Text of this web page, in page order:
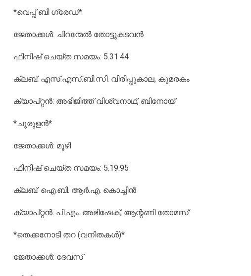
*വെപ്പ് ബി ഗ്രേഡ്*
ജേതാക്കള്‍: ചിറന്മേല്‍ തോട്ടുകടവന്‍
ഫിനിഷ് ചെയ്ത സമയം: 5.31.44
ക്ലബ്: എസ്.എസ്.ബി.സി. വിരിപ്പുകാല, കുമരകം
ക്യാപ്റ്റന്‍: അഭിജിത്ത് വിശ്വനാഥ്, ബിനോയ്
*ചുരുളന്‍*
ജേതാക്കള്‍: മൂഴി
ഫിനിഷ് ചെയ്ത സമയം: 5.19.95
ക്ലബ്: ഐ.ബി. ആര്‍.എ. കൊച്ചിന്‍
ക്യാപ്റ്റന്‍: പി.എം. അഭിഷേക്, ആന്റണി തോമസ്
*തെക്കനോടി തറ (വനിതകള്‍)*
ജേതാക്കള്‍: ദേവസ്